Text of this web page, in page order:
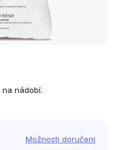
nádobí.
Možnosti doručení